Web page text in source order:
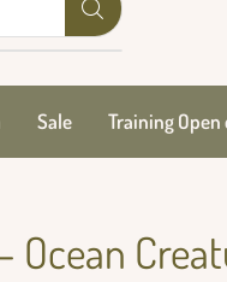
Sale Training Open
Ocean